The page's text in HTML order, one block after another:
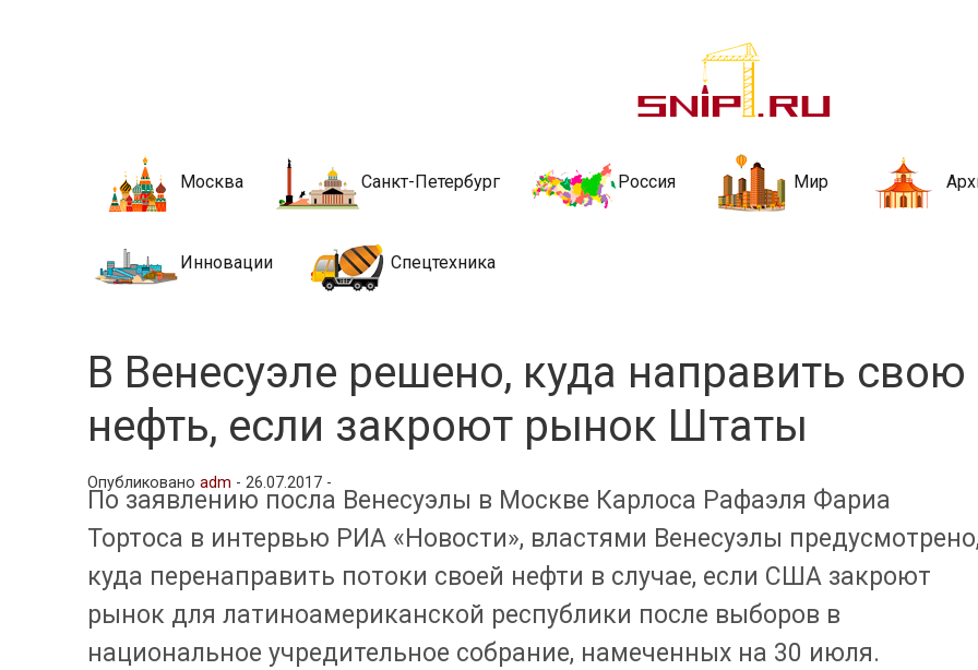
Новости строительства и
стройкой рубрики
Москва Санкт-Петербург Россия Мир
Инновации Спецтехника
В Венесуэле решено, куда направить свою
нефть, если закроют рынок Штаты
Опубликованоadm -26.07.2017 -
По заявлению посла Венесуэлы в Москве Карлоса Рафаэля Фариа
Тортоса в интервью РИА «Новости», властями Венесуэлы
куда перенаправить потоки своей нефти в случае, если США закроют
рынок для латиноамериканской республики после выборов в
национальное учредительное собрание, намеченных на 30 июля.